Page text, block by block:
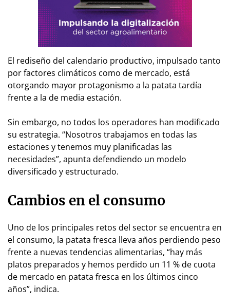
El rediseño del calendario productivo, impulsado tanto
por factores climáticos como de mercado, está
otorgando mayor protagonismo a la patata tardía
frente a la de media estación.
Sin embargo, no todos los operadores han modificado
su estrategia. “Nosotros trabajamos en todas las
estaciones y tenemos muy planificadas las
necesidades”, apunta defendiendo un modelo
diversificado y estructurado.
Cambios en el consumo
Uno de los principales retos del sector se encuentra en
el consumo, la patata fresca lleva años perdiendo peso
frente a nuevas tendencias alimentarias, “hay más
platos preparados y hemos perdido un 11 % de cuota
de mercado en patata fresca en los últimos cinco
años”, indica.